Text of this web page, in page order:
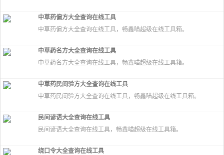
中草药偏方大全查询在线工具
中草药偏方大全查询在线工具，畅鑫喵超级在线工具箱。
中草药名方大全查询在线工具
中草药名方大全查询在线工具，畅鑫喵超级在线工具箱。
中草药民间验方大全查询在线工具
中草药民间验方大全查询在线工具，畅鑫喵超级在线工具箱。
民间谚语大全查询在线工具
民间谚语大全查询在线工具，畅鑫喵超级在线工具箱。
绕口令大全查询在线工具